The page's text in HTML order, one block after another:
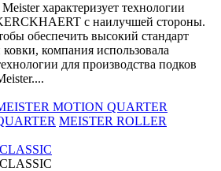
характеризует технологии
с наилучшей стороны.
обеспечить высокий стандарт
компания использовала
для производства подков
MOTION QUARTER
MEISTER ROLLER